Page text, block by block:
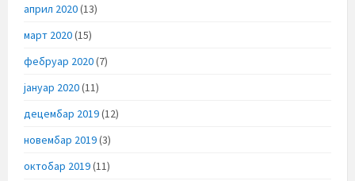
април 2020(13)
март 2020(15)
фебруар 2020(7)
јануар 2020(11)
децембар 2019(12)
новембар 2019(3)
октобар 2019(11)